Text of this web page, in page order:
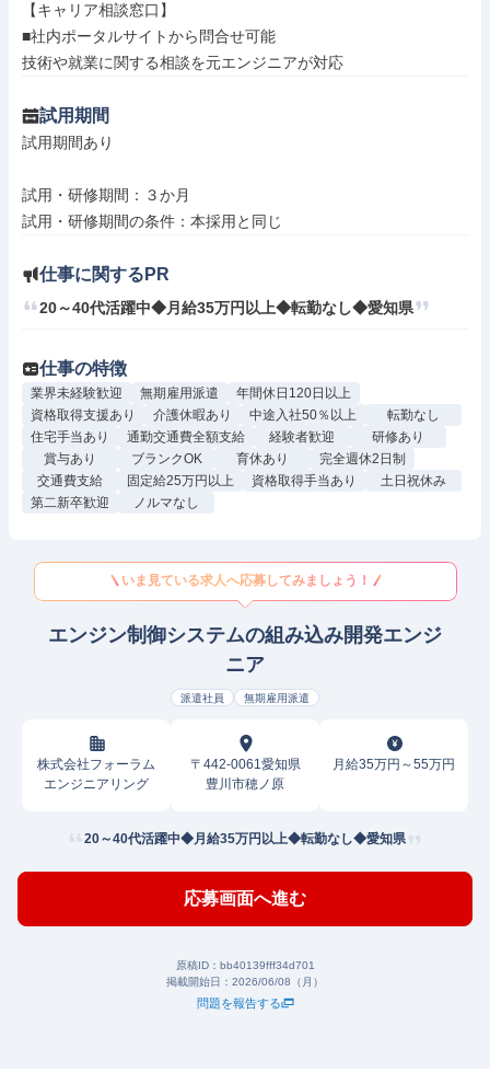
【キャリア相談窓口】
■社内ポータルサイトから問合せ可能
技術や就業に関する相談を元エンジニアが対応
試用期間
試用期間あり
試用・研修期間：３か月
仕事に関するPR
20～40代活躍中◆月給35万円以上◆転勤なし◆愛知県
仕事の特徴
業界未経験歓迎 無期雇用派遣
年間休日120日以上
資格取得支援あり
介護休暇あり 中途入社50％以上
転勤なし
住宅手当あり
通勤交通費全額支給 経験者歓迎
研修あり
賞与あり
ブランクOK 育休あり
完全週休2日制
交通費支給
固定給25万円以上 資格取得手当あり
土日祝休み
第二新卒歓迎
ノルマなし
いま見ている求人へ応募してみましょう！
エンジン制御システムの組み込み開発エンジ
ニア
派遣社員 無期雇用派遣
株式会社フォーラム
エンジニアリング
〒442-0061愛知県
豊川市穂ノ原
月給35万円～55万円
20～40代活躍中◆月給35万円以上◆転勤なし◆愛知県
応募画面へ進む
原稿ID： bb40139fff34d701
掲載開始日： 2026/06/08（月）
問題を報告する